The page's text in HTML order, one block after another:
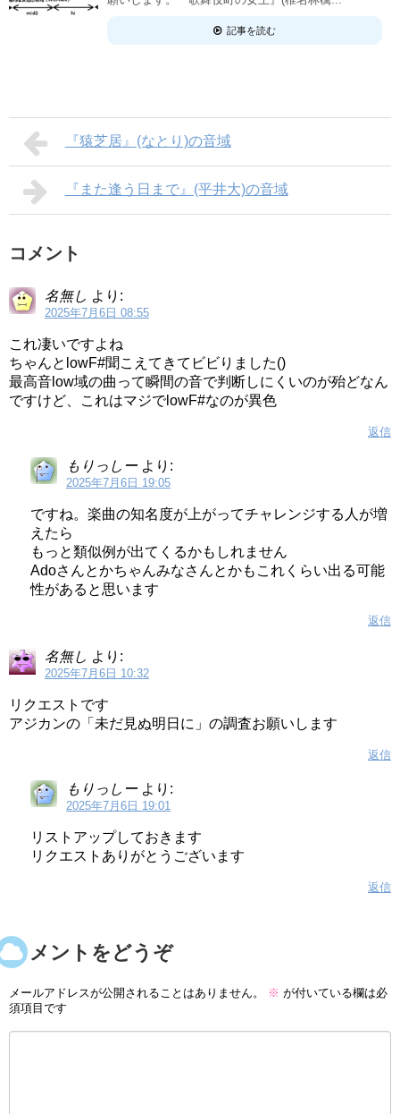
記事を読む
『猿芝居』(なとり)の音域
『また逢う日まで』(平井大)の音域
コメント
名無し より:
2025年7月6日 08:55
これ凄いですよね
ちゃんとlowF#聞こえてきてビビりました()
最高音low域の曲って瞬間の音で判断しにくいのが殆どなん
ですけど、これはマジでlowF#なのが異色
返信
もりっしー より:
2025年7月6日 19:05
ですね。楽曲の知名度が上がってチャレンジする人が増
えたら
もっと類似例が出てくるかもしれません
Adoさんとかちゃんみなさんとかもこれくらい出る可能
性があると思います
返信
名無し より:
2025年7月6日 10:32
リクエストです
アジカンの「未だ見ぬ明日に」の調査お願いします
返信
もりっしー より:
2025年7月6日 19:01
リストアップしておきます
リクエストありがとうございます
返信
コメントをどうぞ
メールアドレスが公開されることはありません。 ※ が付いている欄は必
須項目です